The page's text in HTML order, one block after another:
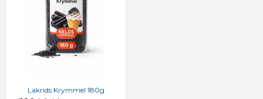
Lakrids Krymmel 180g